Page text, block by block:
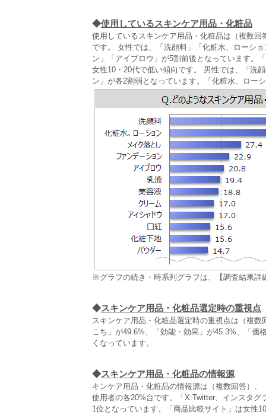
◆使用しているスキンケア用品・化粧品
使用しているスキンケア用品・化粧品は（複数
です。 女性では、「洗顔料」「化粧水、ローシ
ン」「アイブロウ」が5割前後となっています。
女性10・20代で低い傾向です。 男性では、「洗
ン」が各2割弱となっています。「化粧水、ロー
※グラフの続き・時系列グラフは、【調査結果詳
◆スキンケア用品・化粧品選定時の重視点
スキンケア用品・化粧品選定時の重視点は（複
こち」が49.6%、「効能・効果」が45.3%、「価
くなっています。
◆スキンケア用品・化粧品の情報源
キンケア用品・化粧品の情報源は（複数回答）
使用者の各20%台です。「X:Twitter、インスタ
1位となっています。「商品比較サイト」は女性